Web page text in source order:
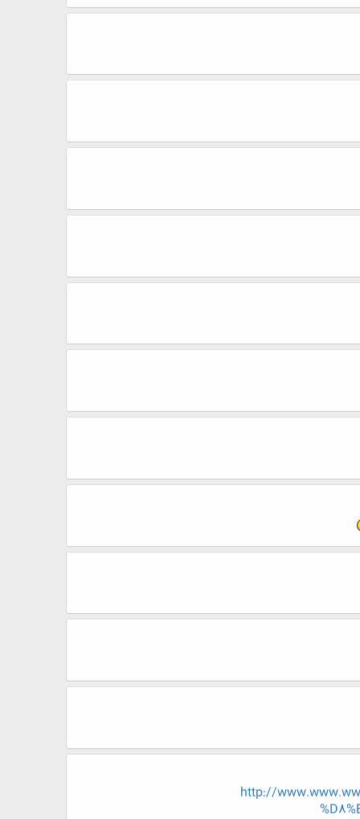
http://